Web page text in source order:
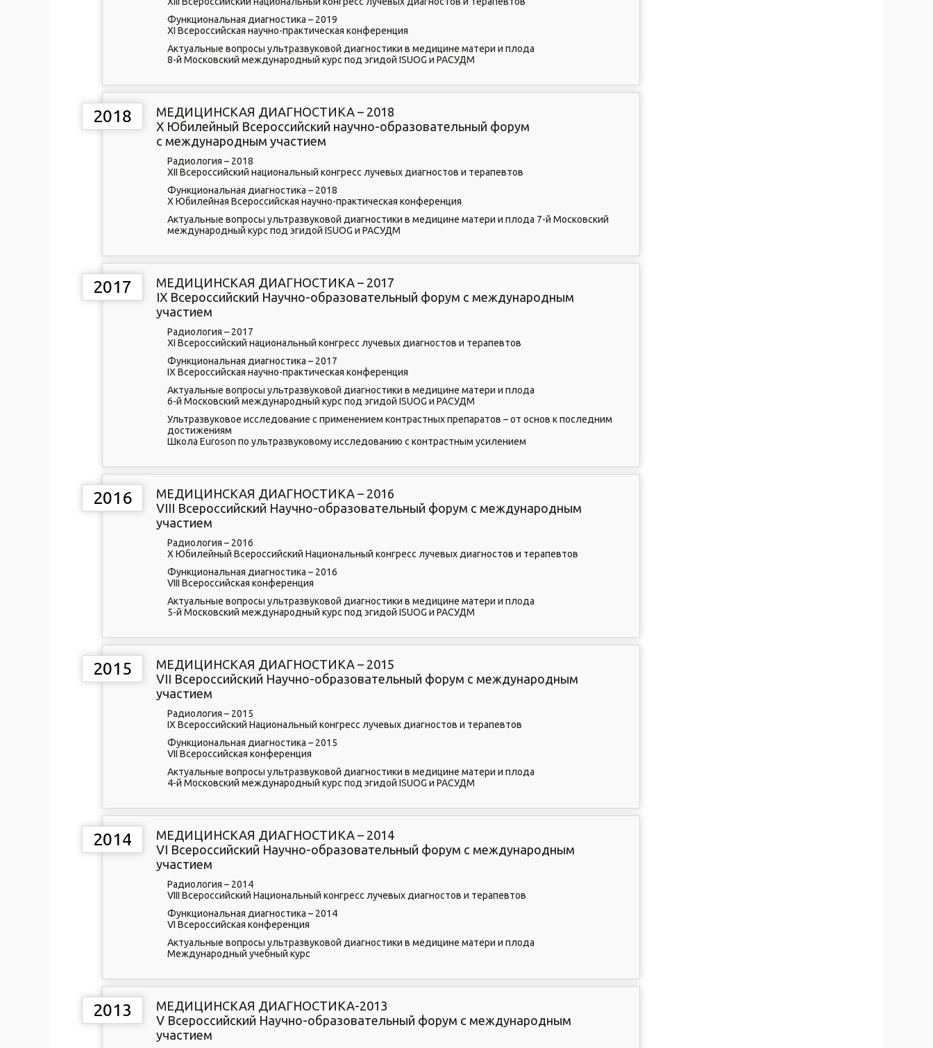
Функциональная диагностика – 2019
XI Всероссийская научно-практическая конференция
Актуальные вопросы ультразвуковой диагностики в медицине матери и плода
8-й Московский международный курс под эгидой ISUOG и РАСУДМ
2018
МЕДИЦИНСКАЯ ДИАГНОСТИКА – 2018
X Юбилейный Всероссийский научно-образовательный форум
с международным участием
Радиология – 2018
XII Всероссийский национальный конгресс лучевых диагностов и терапевтов
Функциональная диагностика – 2018
X Юбилейная Всероссийская научно-практическая конференция
Актуальные вопросы ультразвуковой диагностики в медицине матери и плода 7-й Московский
международный курс под эгидой ISUOG и РАСУДМ
2017
МЕДИЦИНСКАЯ ДИАГНОСТИКА – 2017
IX Всероссийский Научно-образовательный форум с международным
участием
Радиология – 2017
XI Всероссийский национальный конгресс лучевых диагностов и терапевтов
Функциональная диагностика – 2017
IX Всероссийская научно-практическая конференция
Актуальные вопросы ультразвуковой диагностики в медицине матери и плода
6-й Московский международный курс под эгидой ISUOG и РАСУДМ
Ультразвуковое исследование с применением контрастных препаратов – от основ к последним
достижениям
Школа Euroson по ультразвуковому исследованию с контрастным усилением
2016
МЕДИЦИНСКАЯ ДИАГНОСТИКА – 2016
VIII Всероссийский Научно-образовательный форум с международным
участием
Радиология – 2016
X Юбилейный Всероссийский Национальный конгресс лучевых диагностов и терапевтов
Функциональная диагностика – 2016
VIII Всероссийская конференция
Актуальные вопросы ультразвуковой диагностики в медицине матери и плода
5-й Московский международный курс под эгидой ISUOG и РАСУДМ
2015
МЕДИЦИНСКАЯ ДИАГНОСТИКА – 2015
VII Всероссийский Научно-образовательный форум с международным
участием
Радиология – 2015
IX Всероссийский Национальный конгресс лучевых диагностов и терапевтов
Функциональная диагностика – 2015
VII Всероссийская конференция
Актуальные вопросы ультразвуковой диагностики в медицине матери и плода
4-й Московский международный курс под эгидой ISUOG и РАСУДМ
2014
МЕДИЦИНСКАЯ ДИАГНОСТИКА – 2014
VI Всероссийский Научно-образовательный форум с международным
участием
Радиология – 2014
VIII Всероссийский Национальный конгресс лучевых диагностов и терапевтов
Функциональная диагностика – 2014
VI Всероссийская конференция
Актуальные вопросы ультразвуковой диагностики в медицине матери и плода
Международный учебный курс
2013
МЕДИЦИНСКАЯ ДИАГНОСТИКА-2013
V Всероссийский Научно-образовательный форум с международным
участием